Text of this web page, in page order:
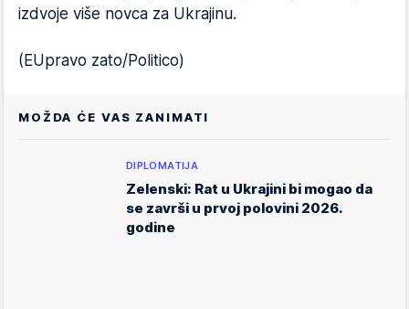
izdvoje više novca za Ukrajinu.
(EUpravo zato/Politico)
MOŽDA ĆE VAS ZANIMATI
DIPLOMATIJA
Zelenski: Rat u Ukrajini bi mogao da
se završi u prvoj polovini 2026.
godine